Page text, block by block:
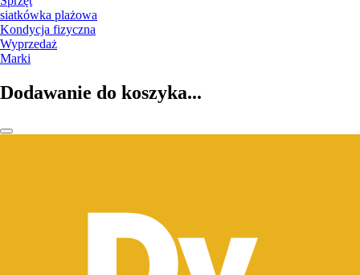
siatkówka plażowa
Kondycja fizyczna
Wyprzedaż
Marki
Dodawanie do koszyka...